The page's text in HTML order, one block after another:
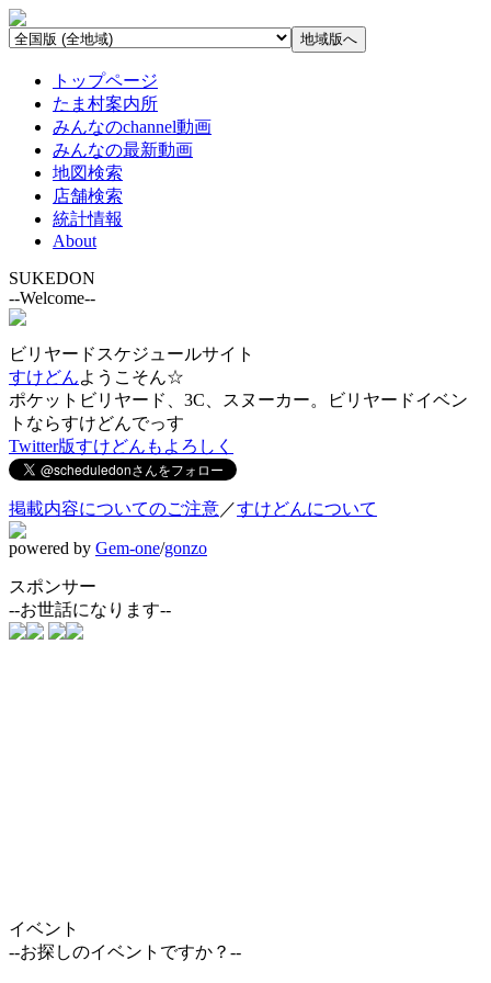
トップページ
たま村案内所
みんなのchannel動画
みんなの最新動画
地図検索
店舗検索
統計情報
About
SUKEDON
--Welcome--
ビリヤードスケジュールサイト
すけどんようこそん☆
ポケットビリヤード、3C、スヌーカー。ビリヤードイベン
トならすけどんでっす
Twitter版すけどんもよろしく
掲載内容についてのご注意／すけどんについて
powered by Gem-one/gonzo
スポンサー
--お世話になります--
イベント
--お探しのイベントですか？--